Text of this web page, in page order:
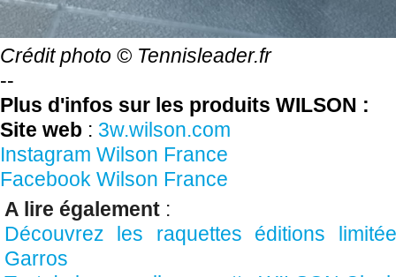
Crédit photo © Tennisleader.fr
--
Plus d'infos sur les produits WILSON :
Site web : 3w.wilson.com
Instagram Wilson France
Facebook Wilson France
A lire également :
Découvrez les raquettes éditions
Garros